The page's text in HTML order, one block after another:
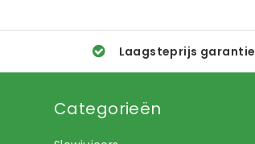
Laagsteprijs garantie
Categorieën